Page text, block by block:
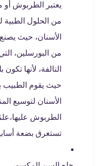
يعتبر الطربوش أو
من الحلول
الأسنان، حيث
من البورسلين،
التالفة، لأنها
حيث يقوم الطبيب
الأسنان لتوسيع
الطربوش
تستغرق بضعة